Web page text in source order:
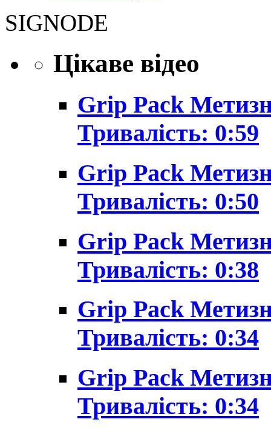
SIGNODE
Цікаве відео
Grip Pack
Тривалість: 0:59
Grip Pack
Тривалість: 0:50
Grip Pack
Тривалість: 0:38
Grip Pack
Тривалість: 0:34
Grip Pack
Тривалість: 0:34